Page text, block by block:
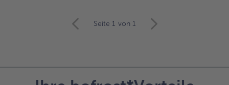
Es
befinden
Seite 1 von 1